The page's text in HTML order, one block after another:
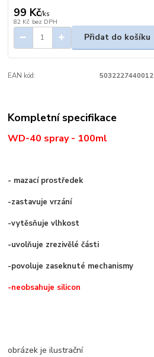
99 Kč/ks
82 Kč bez DPH
Přidat do košíku
EAN kód: 5032227440012
Kompletní specifikace
WD-40 spray - 100ml
- mazací prostředek
-zastavuje vrzání
-vytěsňuje vlhkost
-uvolňuje zrezivělé části
-povoluje zaseknuté mechanismy
-neobsahuje silicon
obrázek je ilustrační